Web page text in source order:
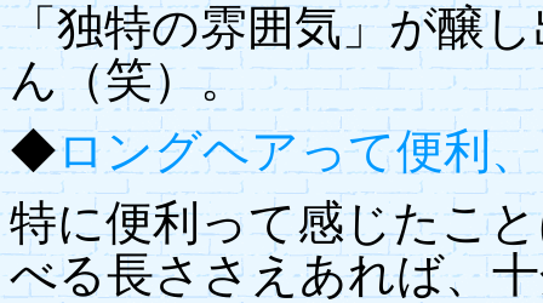
「独特の雰囲気」が醸
ん（笑）。
◆ロングヘアって便利
特に便利って感じたこ
べる長ささえあれば、